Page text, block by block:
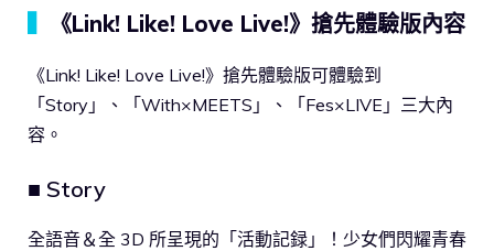
《Link! Like! Love Live!》搶先體驗版內容
《Link! Like! Love Live!》搶先體驗版可體驗到
「Story」、「With×MEETS」、「Fes×LIVE」三大內
容。
■ Story
全語音＆全 3D 所呈現的「活動記録」！少女們閃耀青春